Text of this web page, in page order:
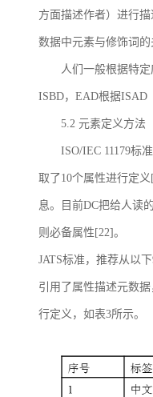
方面描述作者）进行
数据中元素与修饰词
人们一般根据特
ISBD，EAD根据ISAD
5.2 元素定义方法
ISO/IEC 11179标
取了10个属性进行定
息。目前DC把给人读
则必备属性[22]。
JATS标准，推荐从以
引用了属性描述元数
行定义，如表3所示。